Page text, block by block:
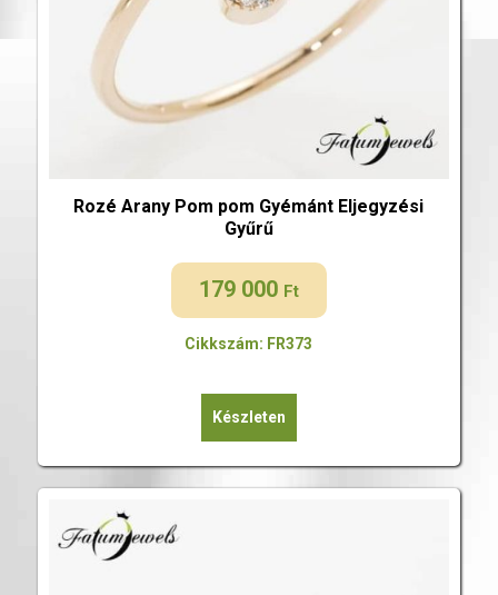
Rozé Arany Pom pom Gyémánt Eljegyzési
Gyűrű
179 000 Ft
Cikkszám: FR373
Készleten